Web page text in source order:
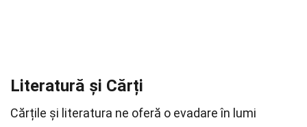
Literatură și Cărți
Cărțile și literatura ne oferă o evadare în lumi